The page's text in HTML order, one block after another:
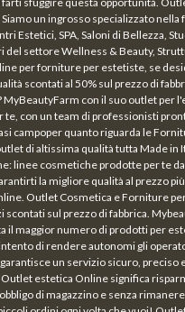
un ingrosso specializzato nella
Estetici, SPA, Saloni di Bellezza,
del settore Wellness & Beauty,
per forniture per estetiste, se
scontati al 50% sul prezzo di
con il suo outlet per
te, con un team di professionisti
campoper quanto riguarda le
di altissima qualità tutta Made in
linee cosmetiche prodotte per te
la migliore qualità al prezzo
Outlet Cosmetica e Forniture
sul prezzo di fabbrica.
il maggior numero di prodotti per
di rendere autonomi gli
un servizio sicuro, preciso
estetica Online significa
di magazzino e senza